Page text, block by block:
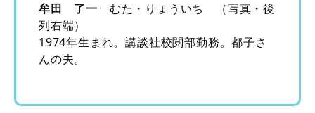
牟田 了一 むた・りょういち （写真・後
列右端）
1974年生まれ。講談社校閲部勤務。都子さ
んの夫。